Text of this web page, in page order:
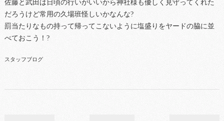
佐藤と武田は日頃の行いがいいから神社様も優しく見守ってくれた
だろうけど常用の久場班怪しいかなんな?
罰当たりなもの持って帰ってこないように塩盛りをヤードの脇に並
べておこう！?
スタッフブログ